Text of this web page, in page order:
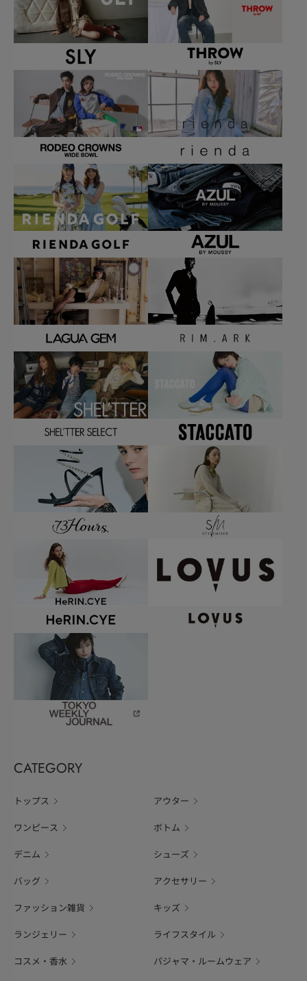
CATEGORY
トップス アウター
ワンピース ボトム
デニム シューズ
バッグ アクセサリー
ファッション雑貨 キッズ
ランジェリー ライフスタイル
コスメ・香水 パジャマ・ルームウェア